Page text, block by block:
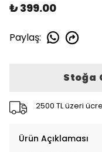
₺ 399.00
Paylaş:
Stoğa
2500 TL üzeri
Ürün Açıklaması